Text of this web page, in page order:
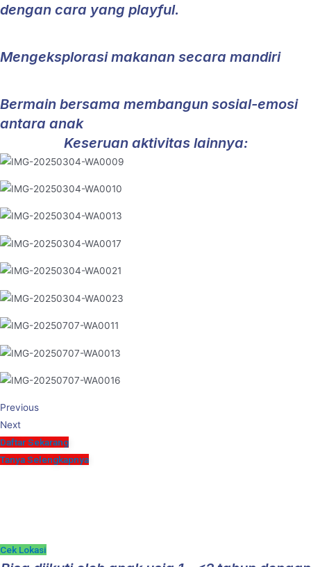
dengan cara yang playful.
Mengeksplorasi makanan secara mandiri
Bermain bersama membangun sosial-emosi
antara anak
Keseruan aktivitas lainnya:
Previous
Next
Daftar Sekarang
Tanya Selengkapnya
Cek Lokasi